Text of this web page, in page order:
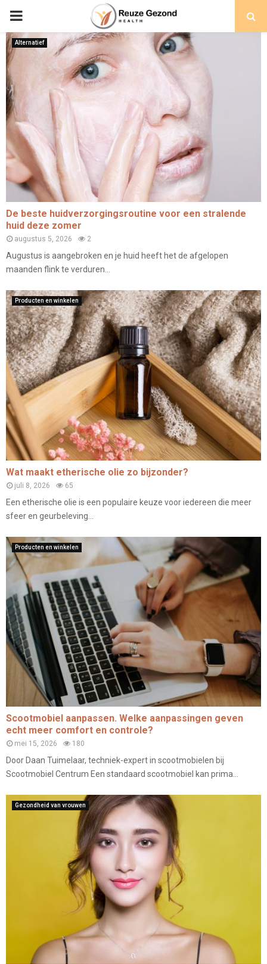
PRIMARY
MENU
Alternatief
De beste huidverzorgingsroutine voor een stralende
huid deze zomer
augustus 5, 2026 2
Augustus is aangebroken en je huid heeft het de afgelopen
maanden flink te verduren...
Producten en winkelen
Wat maakt etherische olie zo bijzonder?
juli 8, 2026 65
Een etherische olie is een populaire keuze voor iedereen die meer
sfeer en geurbeleving...
Producten en winkelen
Scootmobiel aanpassen. Welke aanpassingen geven
echt meer comfort en controle?
mei 15, 2026 180
Door Daan Tuimelaar, techniek-expert in scootmobielen bij
Scootmobiel Centrum Een standaard scootmobiel kan prima...
Gezondheid van vrouwen